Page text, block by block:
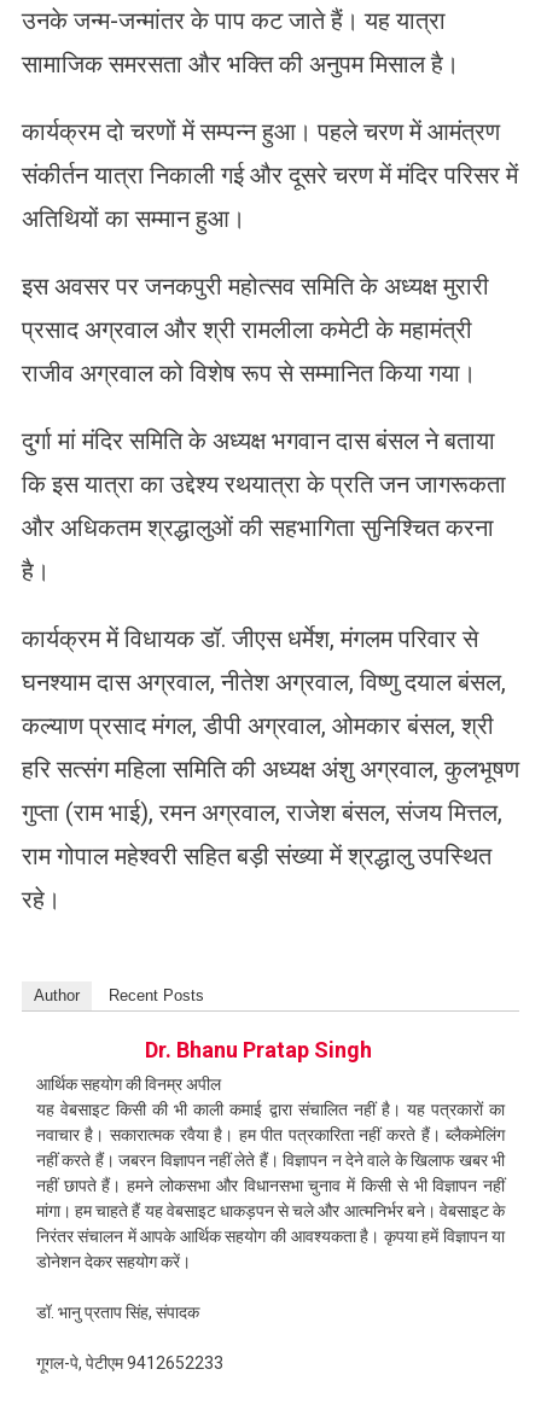
उनके जन्म-जन्मांतर के पाप कट जाते हैं। यह यात्रा
सामाजिक समरसता और भक्ति की अनुपम मिसाल है।
कार्यक्रम दो चरणों में सम्पन्न हुआ। पहले चरण में आमंत्रण
संकीर्तन यात्रा निकाली गई और दूसरे चरण में मंदिर परिसर में
अतिथियों का सम्मान हुआ।
इस अवसर पर जनकपुरी महोत्सव समिति के अध्यक्ष मुरारी
प्रसाद अग्रवाल और श्री रामलीला कमेटी के महामंत्री
राजीव अग्रवाल को विशेष रूप से सम्मानित किया गया।
दुर्गा मां मंदिर समिति के अध्यक्ष भगवान दास बंसल ने बताया
कि इस यात्रा का उद्देश्य रथयात्रा के प्रति जन जागरूकता
और अधिकतम श्रद्धालुओं की सहभागिता सुनिश्चित करना
है।
कार्यक्रम में विधायक डॉ. जीएस धर्मेश, मंगलम परिवार से
घनश्याम दास अग्रवाल, नीतेश अग्रवाल, विष्णु दयाल बंसल,
कल्याण प्रसाद मंगल, डीपी अग्रवाल, ओमकार बंसल, श्री
हरि सत्संग महिला समिति की अध्यक्ष अंशु अग्रवाल, कुलभूषण
गुप्ता (राम भाई), रमन अग्रवाल, राजेश बंसल, संजय मित्तल,
राम गोपाल महेश्वरी सहित बड़ी संख्या में श्रद्धालु उपस्थित
रहे।
Author Recent Posts
Dr. Bhanu Pratap Singh
आर्थिक सहयोग की विनम्र अपील
यह वेबसाइट किसी की भी काली कमाई द्वारा संचालित नहीं है। यह पत्रकारों का
नवाचार है। सकारात्मक रवैया है। हम पीत पत्रकारिता नहीं करते हैं। ब्लैकमेलिंग
नहीं करते हैं। जबरन विज्ञापन नहीं लेते हैं। विज्ञापन न देने वाले के खिलाफ खबर भी
नहीं छापते हैं। हमने लोकसभा और विधानसभा चुनाव में किसी से भी विज्ञापन नहीं
मांगा। हम चाहते हैं यह वेबसाइट धाकड़पन से चले और आत्मनिर्भर बने। वेबसाइट के
निरंतर संचालन में आपके आर्थिक सहयोग की आवश्यकता है। कृपया हमें विज्ञापन या
डोनेशन देकर सहयोग करें।
डॉ. भानु प्रताप सिंह, संपादक
गूगल-पे, पेटीएम 9412652233